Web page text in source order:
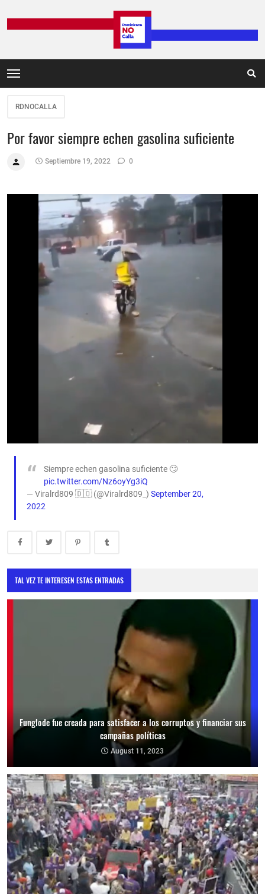
RDNOCALLA
Por favor siempre echen gasolina suficiente
Septiembre 19, 2022 0
Siempre echen gasolina suficiente 🙄
pic.twitter.com/Nz6oyYg3iQ
— Viralrd809 🇩🇴 (@Viralrd809_) September 20,
2022
TAL VEZ TE INTERESEN ESTAS ENTRADAS
Funglode fue creada para satisfacer a los corruptos y financiar sus
campañas políticas
August 11, 2023